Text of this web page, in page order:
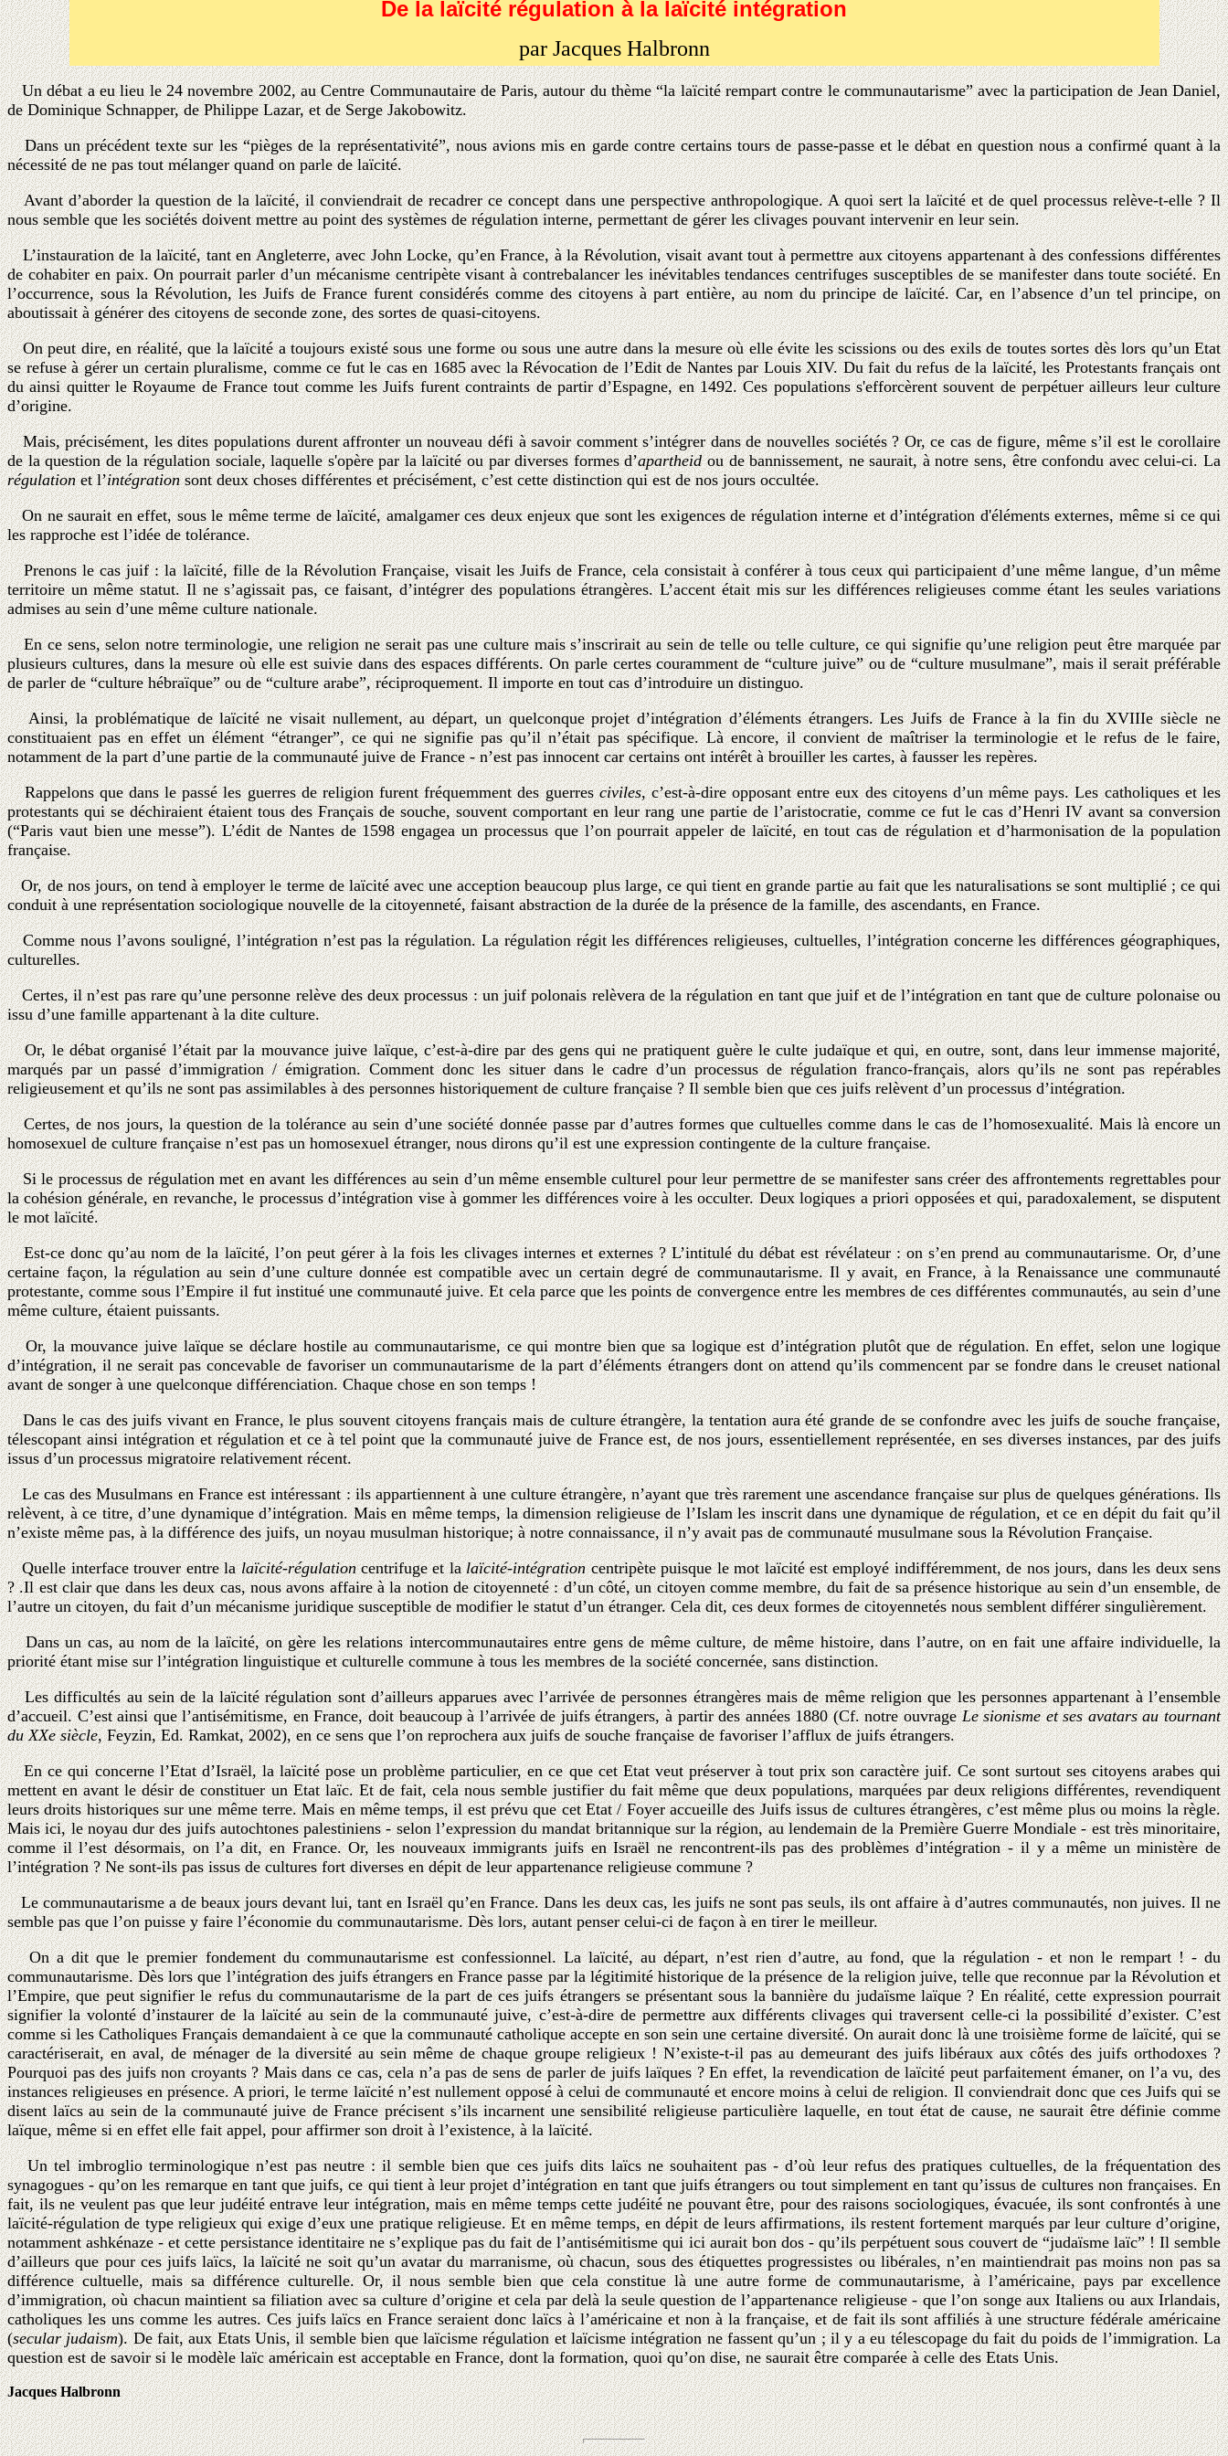
De la laïcité régulation à la laïcité intégration
par Jacques Halbronn
Un débat a eu lieu le 24 novembre 2002, au Centre Communautaire de Paris, autour du thème “la laïcité rempart contre le communautarisme” avec la participation de Jean Daniel,
de Dominique Schnapper, de Philippe Lazar, et de Serge Jakobowitz.
Dans un précédent texte sur les “pièges de la représentativité”, nous avions mis en garde contre certains tours de passe-passe et le débat en question nous a confirmé quant à la
nécessité de ne pas tout mélanger quand on parle de laïcité.
Avant d’aborder la question de la laïcité, il conviendrait de recadrer ce concept dans une perspective anthropologique. A quoi sert la laïcité et de quel processus relève-t-elle ? Il
nous semble que les sociétés doivent mettre au point des systèmes de régulation interne, permettant de gérer les clivages pouvant intervenir en leur sein.
L’instauration de la laïcité, tant en Angleterre, avec John Locke, qu’en France, à la Révolution, visait avant tout à permettre aux citoyens appartenant à des confessions différentes
de cohabiter en paix. On pourrait parler d’un mécanisme centripète visant à contrebalancer les inévitables tendances centrifuges susceptibles de se manifester dans toute société. En
l’occurrence, sous la Révolution, les Juifs de France furent considérés comme des citoyens à part entière, au nom du principe de laïcité. Car, en l’absence d’un tel principe, on
aboutissait à générer des citoyens de seconde zone, des sortes de quasi-citoyens.
On peut dire, en réalité, que la laïcité a toujours existé sous une forme ou sous une autre dans la mesure où elle évite les scissions ou des exils de toutes sortes dès lors qu’un Etat
se refuse à gérer un certain pluralisme, comme ce fut le cas en 1685 avec la Révocation de l’Edit de Nantes par Louis XIV. Du fait du refus de la laïcité, les Protestants français ont
du ainsi quitter le Royaume de France tout comme les Juifs furent contraints de partir d’Espagne, en 1492. Ces populations s'efforcèrent souvent de perpétuer ailleurs leur culture
d’origine.
Mais, précisément, les dites populations durent affronter un nouveau défi à savoir comment s’intégrer dans de nouvelles sociétés ? Or, ce cas de figure, même s’il est le corollaire
de la question de la régulation sociale, laquelle s'opère par la laïcité ou par diverses formes d’apartheidou de bannissement, ne saurait, à notre sens, être confondu avec celui-ci. La
régulationet l’intégrationsont deux choses différentes et précisément, c’est cette distinction qui est de nos jours occultée.
On ne saurait en effet, sous le même terme de laïcité, amalgamer ces deux enjeux que sont les exigences de régulation interne et d’intégration d'éléments externes, même si ce qui
les rapproche est l’idée de tolérance.
Prenons le cas juif : la laïcité, fille de la Révolution Française, visait les Juifs de France, cela consistait à conférer à tous ceux qui participaient d’une même langue, d’un même
territoire un même statut. Il ne s’agissait pas, ce faisant, d’intégrer des populations étrangères. L’accent était mis sur les différences religieuses comme étant les seules variations
admises au sein d’une même culture nationale.
En ce sens, selon notre terminologie, une religion ne serait pas une culture mais s’inscrirait au sein de telle ou telle culture, ce qui signifie qu’une religion peut être marquée par
plusieurs cultures, dans la mesure où elle est suivie dans des espaces différents. On parle certes couramment de “culture juive” ou de “culture musulmane”, mais il serait préférable
de parler de “culture hébraïque” ou de “culture arabe”, réciproquement. Il importe en tout cas d’introduire un distinguo.
Ainsi, la problématique de laïcité ne visait nullement, au départ, un quelconque projet d’intégration d’éléments étrangers. Les Juifs de France à la fin du XVIIIe siècle ne
constituaient pas en effet un élément “étranger”, ce qui ne signifie pas qu’il n’était pas spécifique. Là encore, il convient de maîtriser la terminologie et le refus de le faire,
notamment de la part d’une partie de la communauté juive de France - n’est pas innocent car certains ont intérêt à brouiller les cartes, à fausser les repères.
Rappelons que dans le passé les guerres de religion furent fréquemment des guerresciviles, c’est-à-dire opposant entre eux des citoyens d’un même pays. Les catholiques et les
protestants qui se déchiraient étaient tous des Français de souche, souvent comportant en leur rang une partie de l’aristocratie, comme ce fut le cas d’Henri IV avant sa conversion
(“Paris vaut bien une messe”). L’édit de Nantes de 1598 engagea un processus que l’on pourrait appeler de laïcité, en tout cas de régulation et d’harmonisation de la population
française.
Or, de nos jours, on tend à employer le terme de laïcité avec une acception beaucoup plus large, ce qui tient en grande partie au fait que les naturalisations se sont multiplié ; ce qui
conduit à une représentation sociologique nouvelle de la citoyenneté, faisant abstraction de la durée de la présence de la famille, des ascendants, en France.
Comme nous l’avons souligné, l’intégration n’est pas la régulation. La régulation régit les différences religieuses, cultuelles, l’intégration concerne les différences géographiques,
culturelles.
Certes, il n’est pas rare qu’une personne relève des deux processus : un juif polonais relèvera de la régulation en tant que juif et de l’intégration en tant que de culture polonaise ou
issu d’une famille appartenant à la dite culture.
Or, le débat organisé l’était par la mouvance juive laïque, c’est-à-dire par des gens qui ne pratiquent guère le culte judaïque et qui, en outre, sont, dans leur immense majorité,
marqués par un passé d’immigration / émigration. Comment donc les situer dans le cadre d’un processus de régulation franco-français, alors qu’ils ne sont pas repérables
religieusement et qu’ils ne sont pas assimilables à des personnes historiquement de culture française ? Il semble bien que ces juifs relèvent d’un processus d’intégration.
Certes, de nos jours, la question de la tolérance au sein d’une société donnée passe par d’autres formes que cultuelles comme dans le cas de l’homosexualité. Mais là encore un
homosexuel de culture française n’est pas un homosexuel étranger, nous dirons qu’il est une expression contingente de la culture française.
Si le processus de régulation met en avant les différences au sein d’un même ensemble culturel pour leur permettre de se manifester sans créer des affrontements regrettables pour
la cohésion générale, en revanche, le processus d’intégration vise à gommer les différences voire à les occulter. Deux logiques a priori opposées et qui, paradoxalement, se disputent
le mot laïcité.
Est-ce donc qu’au nom de la laïcité, l’on peut gérer à la fois les clivages internes et externes ? L’intitulé du débat est révélateur : on s’en prend au communautarisme. Or, d’une
certaine façon, la régulation au sein d’une culture donnée est compatible avec un certain degré de communautarisme. Il y avait, en France, à la Renaissance une communauté
protestante, comme sous l’Empire il fut institué une communauté juive. Et cela parce que les points de convergence entre les membres de ces différentes communautés, au sein d’une
même culture, étaient puissants.
Or, la mouvance juive laïque se déclare hostile au communautarisme, ce qui montre bien que sa logique est d’intégration plutôt que de régulation. En effet, selon une logique
d’intégration, il ne serait pas concevable de favoriser un communautarisme de la part d’éléments étrangers dont on attend qu’ils commencent par se fondre dans le creuset national
avant de songer à une quelconque différenciation. Chaque chose en son temps !
Dans le cas des juifs vivant en France, le plus souvent citoyens français mais de culture étrangère, la tentation aura été grande de se confondre avec les juifs de souche française,
télescopant ainsi intégration et régulation et ce à tel point que la communauté juive de France est, de nos jours, essentiellement représentée, en ses diverses instances, par des juifs
issus d’un processus migratoire relativement récent.
Le cas des Musulmans en France est intéressant : ils appartiennent à une culture étrangère, n’ayant que très rarement une ascendance française sur plus de quelques générations. Ils
relèvent, à ce titre, d’une dynamique d’intégration. Mais en même temps, la dimension religieuse de l’Islam les inscrit dans une dynamique de régulation, et ce en dépit du fait qu’il
n’existe même pas, à la différence des juifs, un noyau musulman historique; à notre connaissance, il n’y avait pas de communauté musulmane sous la Révolution Française.
Quelle interface trouver entre lalaïcité-régulationcentrifuge et lalaïcité-intégrationcentripète puisque le mot laïcité est employé indifféremment, de nos jours, dans les deux sens
? .Il est clair que dans les deux cas, nous avons affaire à la notion de citoyenneté : d’un côté, un citoyen comme membre, du fait de sa présence historique au sein d’un ensemble, de
l’autre un citoyen, du fait d’un mécanisme juridique susceptible de modifier le statut d’un étranger. Cela dit, ces deux formes de citoyennetés nous semblent différer singulièrement.
Dans un cas, au nom de la laïcité, on gère les relations intercommunautaires entre gens de même culture, de même histoire, dans l’autre, on en fait une affaire individuelle, la
priorité étant mise sur l’intégration linguistique et culturelle commune à tous les membres de la société concernée, sans distinction.
Les difficultés au sein de la laïcité régulation sont d’ailleurs apparues avec l’arrivée de personnes étrangères mais de même religion que les personnes appartenant à l’ensemble
d’accueil. C’est ainsi que l’antisémitisme, en France, doit beaucoup à l’arrivée de juifs étrangers, à partir des années 1880 (Cf. notre ouvrageLe sionisme et ses avatars au tournant
du XXe siècle, Feyzin, Ed. Ramkat, 2002), en ce sens que l’on reprochera aux juifs de souche française de favoriser l’afflux de juifs étrangers.
En ce qui concerne l’Etat d’Israël, la laïcité pose un problème particulier, en ce que cet Etat veut préserver à tout prix son caractère juif. Ce sont surtout ses citoyens arabes qui
mettent en avant le désir de constituer un Etat laïc. Et de fait, cela nous semble justifier du fait même que deux populations, marquées par deux religions différentes, revendiquent
leurs droits historiques sur une même terre. Mais en même temps, il est prévu que cet Etat / Foyer accueille des Juifs issus de cultures étrangères, c’est même plus ou moins la règle.
Mais ici, le noyau dur des juifs autochtones palestiniens - selon l’expression du mandat britannique sur la région, au lendemain de la Première Guerre Mondiale - est très minoritaire,
comme il l’est désormais, on l’a dit, en France. Or, les nouveaux immigrants juifs en Israël ne rencontrent-ils pas des problèmes d’intégration - il y a même un ministère de
l’intégration ? Ne sont-ils pas issus de cultures fort diverses en dépit de leur appartenance religieuse commune ?
Le communautarisme a de beaux jours devant lui, tant en Israël qu’en France. Dans les deux cas, les juifs ne sont pas seuls, ils ont affaire à d’autres communautés, non juives. Il ne
semble pas que l’on puisse y faire l’économie du communautarisme. Dès lors, autant penser celui-ci de façon à en tirer le meilleur.
On a dit que le premier fondement du communautarisme est confessionnel. La laïcité, au départ, n’est rien d’autre, au fond, que la régulation - et non le rempart ! - du
communautarisme. Dès lors que l’intégration des juifs étrangers en France passe par la légitimité historique de la présence de la religion juive, telle que reconnue par la Révolution et
l’Empire, que peut signifier le refus du communautarisme de la part de ces juifs étrangers se présentant sous la bannière du judaïsme laïque ? En réalité, cette expression pourrait
signifier la volonté d’instaurer de la laïcité au sein de la communauté juive, c’est-à-dire de permettre aux différents clivages qui traversent celle-ci la possibilité d’exister. C’est
comme si les Catholiques Français demandaient à ce que la communauté catholique accepte en son sein une certaine diversité. On aurait donc là une troisième forme de laïcité, qui se
caractériserait, en aval, de ménager de la diversité au sein même de chaque groupe religieux ! N’existe-t-il pas au demeurant des juifs libéraux aux côtés des juifs orthodoxes ?
Pourquoi pas des juifs non croyants ? Mais dans ce cas, cela n’a pas de sens de parler de juifs laïques ? En effet, la revendication de laïcité peut parfaitement émaner, on l’a vu, des
instances religieuses en présence. A priori, le terme laïcité n’est nullement opposé à celui de communauté et encore moins à celui de religion. Il conviendrait donc que ces Juifs qui se
disent laïcs au sein de la communauté juive de France précisent s’ils incarnent une sensibilité religieuse particulière laquelle, en tout état de cause, ne saurait être définie comme
laïque, même si en effet elle fait appel, pour affirmer son droit à l’existence, à la laïcité.
Un tel imbroglio terminologique n’est pas neutre : il semble bien que ces juifs dits laïcs ne souhaitent pas - d’où leur refus des pratiques cultuelles, de la fréquentation des
synagogues - qu’on les remarque en tant que juifs, ce qui tient à leur projet d’intégration en tant que juifs étrangers ou tout simplement en tant qu’issus de cultures non françaises. En
fait, ils ne veulent pas que leur judéité entrave leur intégration, mais en même temps cette judéité ne pouvant être, pour des raisons sociologiques, évacuée, ils sont confrontés à une
laïcité-régulation de type religieux qui exige d’eux une pratique religieuse. Et en même temps, en dépit de leurs affirmations, ils restent fortement marqués par leur culture d’origine,
notamment ashkénaze - et cette persistance identitaire ne s’explique pas du fait de l’antisémitisme qui ici aurait bon dos - qu’ils perpétuent sous couvert de “judaïsme laïc” ! Il semble
d’ailleurs que pour ces juifs laïcs, la laïcité ne soit qu’un avatar du marranisme, où chacun, sous des étiquettes progressistes ou libérales, n’en maintiendrait pas moins non pas sa
différence cultuelle, mais sa différence culturelle. Or, il nous semble bien que cela constitue là une autre forme de communautarisme, à l’américaine, pays par excellence
d’immigration, où chacun maintient sa filiation avec sa culture d’origine et cela par delà la seule question de l’appartenance religieuse - que l’on songe aux Italiens ou aux Irlandais,
catholiques les uns comme les autres. Ces juifs laïcs en France seraient donc laïcs à l’américaine et non à la française, et de fait ils sont affiliés à une structure fédérale américaine
(secular judaism). De fait, aux Etats Unis, il semble bien que laïcisme régulation et laïcisme intégration ne fassent qu’un ; il y a eu télescopage du fait du poids de l’immigration. La
question est de savoir si le modèle laïc américain est acceptable en France, dont la formation, quoi qu’on dise, ne saurait être comparée à celle des Etats Unis.
Jacques Halbronn